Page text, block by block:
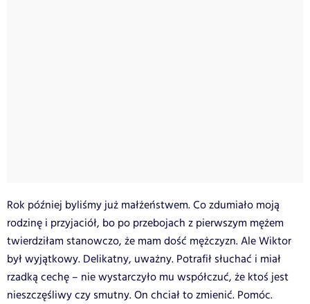
Rok później byliśmy już małżeństwem. Co zdumiało moją
rodzinę i przyjaciół, bo po przebojach z pierwszym mężem
twierdziłam stanowczo, że mam dość mężczyzn. Ale Wiktor
był wyjątkowy. Delikatny, uważny. Potrafił słuchać i miał
rzadką cechę – nie wystarczyło mu współczuć, że ktoś jest
nieszczęśliwy czy smutny. On chciał to zmienić. Pomóc.